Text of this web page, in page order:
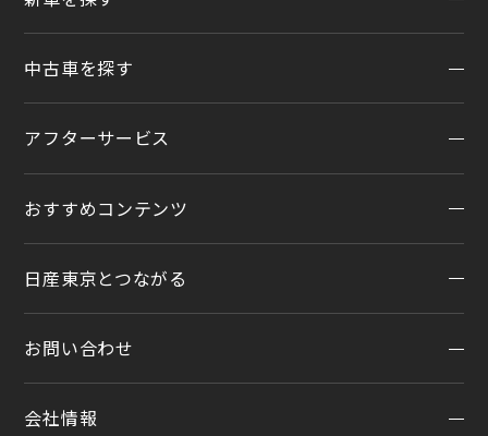
店舗リニューアル情報
店舗統合・移転のお知らせ
試乗車・展示車検索
オンライン相談予約
オンライン見積り
カタログ請求
中古車を探す
在庫車一覧
アフターサービス
アフターサービスTOP
メンテプロパック
おすすめコンテンツ
おすすめコンテンツ
日産東京とつながる
公式LINEアカウント
お問い合わせ
お問い合わせTOP
会社情報